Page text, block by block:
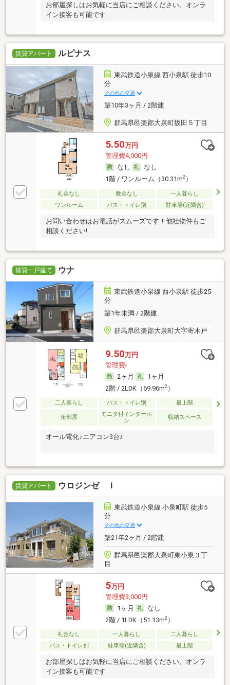
お部屋探しはお気軽に当店にご相談ください。オンラ
イン接客も可能です
賃貸アパート ルピナス
東武鉄道小泉線 西小泉駅 徒歩10
分
その他の交通
築10年3ヶ月 / 2階建
群馬県邑楽郡大泉町坂田５丁目
5.50万円
管理費4,000円
なし
なし
1階 / ワンルーム（30.31m2）
礼金なし 敷金なし
一人暮らし
ワンルーム
バス・トイレ別 駐車場(近隣含)
お問い合わせはお電話がスムーズです！他社物件もご
相談ください!
賃貸一戸建て ウナ
東武鉄道小泉線 西小泉駅 徒歩25
分
築1年未満 / 2階建
群馬県邑楽郡大泉町大字寄木戸
9.50万円
管理費-
2ヶ月
1ヶ月
2階 / 2LDK（69.96m2）
二人暮らし バス・トイレ別 最上階
角部屋
モニタ付インターホ
ン
収納スペース
オール電化♪エアコン3台♪
賃貸アパート ウロジンゼ Ｉ
東武鉄道小泉線 小泉町駅 徒歩5
分
その他の交通
築21年2ヶ月 / 2階建
群馬県邑楽郡大泉町東小泉３丁
目
5万円
管理費3,000円
1ヶ月
なし
2階 / 1LDK（51.13m2）
礼金なし 一人暮らし
二人暮らし
バス・トイレ別
駐車場(近隣含) 最上階
お部屋探しはお気軽に当店にご相談ください。オンラ
イン接客も可能です